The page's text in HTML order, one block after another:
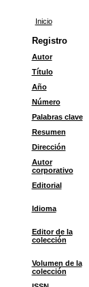
Inicio
Registro
Autor
Título
Año
Número
Palabras clave
Resumen
Dirección
Autor
corporativo
Editorial
Idioma
Editor de la
colección
Volumen de la
colección